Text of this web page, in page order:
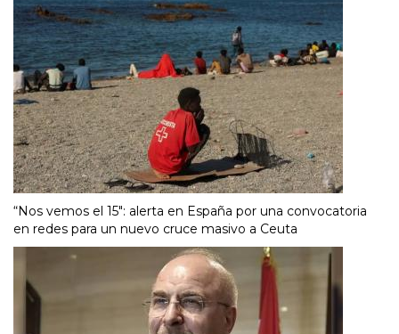
“Nos vemos el 15″: alerta en España por una convocatoria
en redes para un nuevo cruce masivo a Ceuta